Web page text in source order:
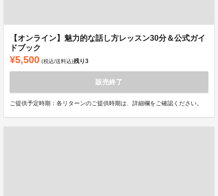
【オンライン】魅力的な話し方レッスン30分＆公式ガイ
ドブック
¥5,500 (税込/送料込)残り3
販売終了
ご提供予定時期：各リターンのご提供時期は、詳細欄をご確認ください。